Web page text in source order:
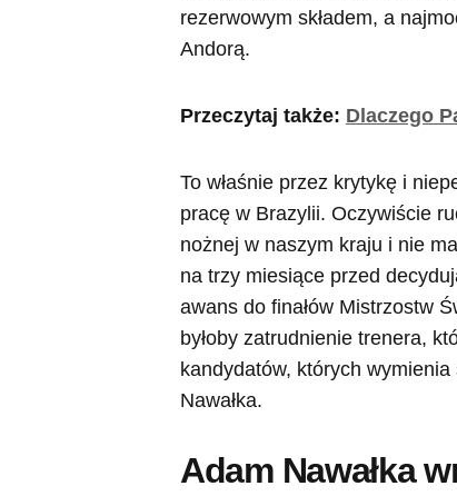
rezerwowym składem, a
Andorą.
Przeczytaj także: Dlaczego
To właśnie przez krytykę i
pracę w Brazylii. Oczywiście
nożnej w naszym kraju i nie
na trzy miesiące przed
awans do finałów Mistrzostw
byłoby zatrudnienie trenera,
kandydatów, których
Nawałka.
Adam Nawałka